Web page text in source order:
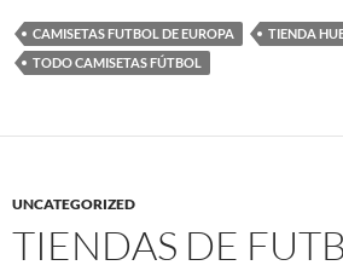
CAMISETAS FUTBOL DE EUROPA
TIENDA
TODO CAMISETAS FÚTBOL
UNCATEGORIZED
TIENDAS DE